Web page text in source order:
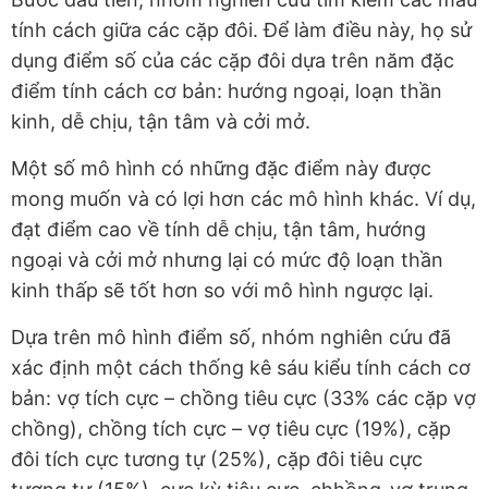
tính cách giữa các cặp đôi. Để làm điều này, họ sử
dụng điểm số của các cặp đôi dựa trên năm đặc
điểm tính cách cơ bản: hướng ngoại, loạn thần
kinh, dễ chịu, tận tâm và cởi mở.
Một số mô hình có những đặc điểm này được
mong muốn và có lợi hơn các mô hình khác. Ví dụ,
đạt điểm cao về tính dễ chịu, tận tâm, hướng
ngoại và cởi mở nhưng lại có mức độ loạn thần
kinh thấp sẽ tốt hơn so với mô hình ngược lại.
Dựa trên mô hình điểm số, nhóm nghiên cứu đã
xác định một cách thống kê sáu kiểu tính cách cơ
bản: vợ tích cực – chồng tiêu cực (33% các cặp vợ
chồng), chồng tích cực – vợ tiêu cực (19%), cặp
đôi tích cực tương tự (25%), cặp đôi tiêu cực